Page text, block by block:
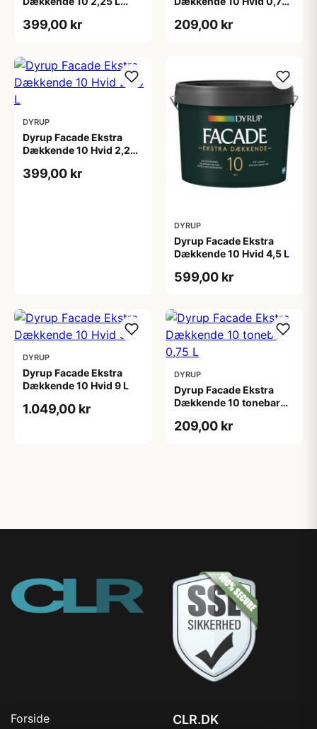
399,00 kr 209,00 kr
DYRUP
Dyrup Facade Ekstra
Dækkende 10 Hvid 2,25
399,00 kr
DYRUP
Dyrup Facade Ekstra
Dækkende 10 Hvid 4,5 L
599,00 kr
DYRUP
Dyrup Facade Ekstra
Dækkende 10 Hvid 9 L
1.049,00 kr
DYRUP
Dyrup Facade Ekstra
Dækkende 10 tonebar
209,00 kr
Forside
CLR.DK